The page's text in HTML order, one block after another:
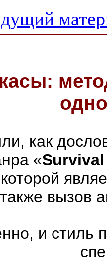
как
«
вызов
и стиль